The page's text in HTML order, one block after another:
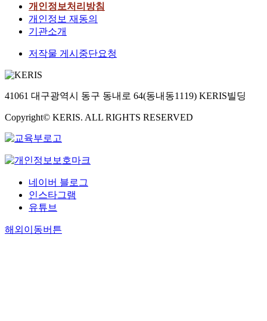
개인정보처리방침
개인정보 재동의
기관소개
저작물 게시중단요청
41061 대구광역시 동구 동내로 64(동내동1119) KERIS빌딩
Copyright© KERIS. ALL RIGHTS RESERVED
네이버 블로그
인스타그램
유튜브
해외이동버튼